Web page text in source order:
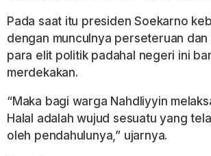
Pada saat itu presiden Soekarno
dengan munculnya perseteruan
para elit politik padahal negeri ini
merdekakan.
“Maka bagi warga Nahdliyyin
Halal adalah wujud sesuatu yang
oleh pendahulunya,” ujarnya.